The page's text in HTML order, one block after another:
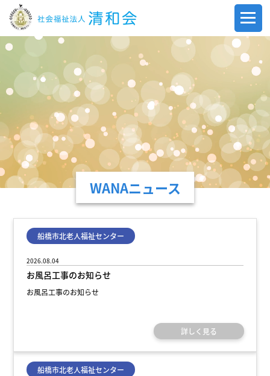
WANAニュース
船橋市北老人福祉センター
2026.08.04
お風呂工事のお知らせ
お風呂工事のお知らせ
詳しく見る
船橋市北老人福祉センター